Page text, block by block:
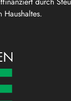
Haushaltes.